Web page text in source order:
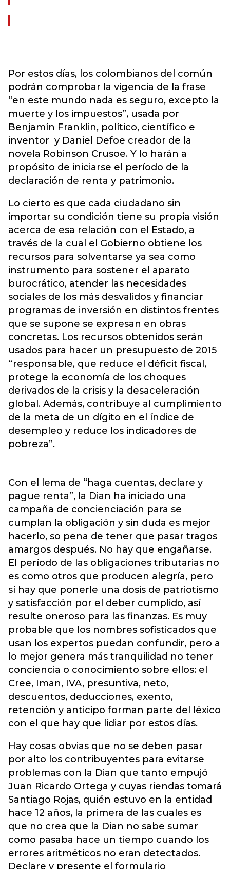
Por estos días, los colombianos del común
podrán comprobar la vigencia de la frase
“en este mundo nada es seguro, excepto la
muerte y los impuestos”, usada por
Benjamín Franklin, político, científico e
inventor y Daniel Defoe creador de la
novela Robinson Crusoe. Y lo harán a
propósito de iniciarse el período de la
declaración de renta y patrimonio.
Lo cierto es que cada ciudadano sin
importar su condición tiene su propia visión
acerca de esa relación con el Estado, a
través de la cual el Gobierno obtiene los
recursos para solventarse ya sea como
instrumento para sostener el aparato
burocrático, atender las necesidades
sociales de los más desvalidos y financiar
programas de inversión en distintos frentes
que se supone se expresan en obras
concretas. Los recursos obtenidos serán
usados para hacer un presupuesto de 2015
“responsable, que reduce el déficit fiscal,
protege la economía de los choques
derivados de la crisis y la desaceleración
global. Además, contribuye al cumplimiento
de la meta de un dígito en el índice de
desempleo y reduce los indicadores de
pobreza”.
Con el lema de “haga cuentas, declare y
pague renta”, la Dian ha iniciado una
campaña de concienciación para se
cumplan la obligación y sin duda es mejor
hacerlo, so pena de tener que pasar tragos
amargos después. No hay que engañarse.
El período de las obligaciones tributarias no
es como otros que producen alegría, pero
sí hay que ponerle una dosis de patriotismo
y satisfacción por el deber cumplido, así
resulte oneroso para las finanzas. Es muy
probable que los nombres sofisticados que
usan los expertos puedan confundir, pero a
lo mejor genera más tranquilidad no tener
conciencia o conocimiento sobre ellos: el
Cree, Iman, IVA, presuntiva, neto,
descuentos, deducciones, exento,
retención y anticipo forman parte del léxico
con el que hay que lidiar por estos días.
Hay cosas obvias que no se deben pasar
por alto los contribuyentes para evitarse
problemas con la Dian que tanto empujó
Juan Ricardo Ortega y cuyas riendas tomará
Santiago Rojas, quién estuvo en la entidad
hace 12 años, la primera de las cuales es
que no crea que la Dian no sabe sumar
como pasaba hace un tiempo cuando los
errores aritméticos no eran detectados.
Declare y presente el formulario